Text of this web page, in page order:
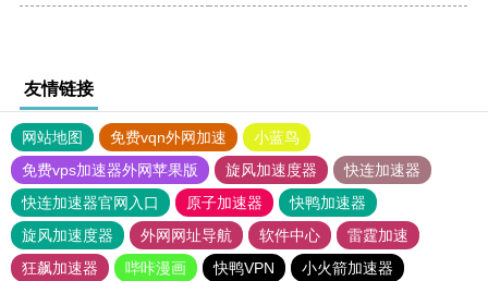
友情链接
网站地图 免费vqn外网加速
小蓝鸟
免费vps加速器外网苹果版
旋风加速度器
快连加速器
快连加速器官网入口
原子加速器
快鸭加速器
旋风加速度器
外网网址导航 软件中心
雷霆加速
狂飙加速器
哔咔漫画 快鸭VPN
小火箭加速器